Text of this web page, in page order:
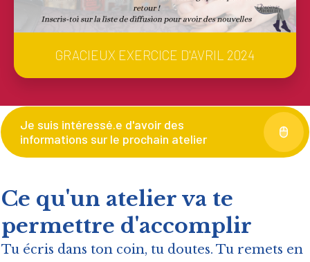
GRACIEUX EXERCICE D'AVRIL 2024
Je suis intéressé.e d'avoir des
informations sur le prochain atelier
Ce qu'un atelier va te
permettre d'accomplir
Tu écris dans ton coin, tu doutes. Tu remets en